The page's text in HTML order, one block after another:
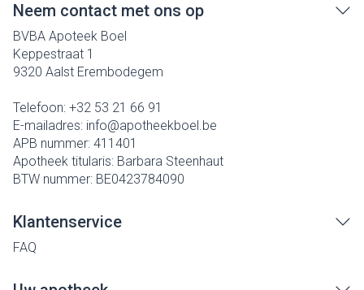
Neem contact met ons op
BVBA Apoteek Boel
Keppestraat 1
9320 Aalst Erembodegem
Telefoon: +32 53 21 66 91
E-mailadres: info@apotheekboel.be
APB nummer: 411401
Apotheek titularis: Barbara Steenhaut
BTW nummer: BE0423784090
Klantenservice
FAQ